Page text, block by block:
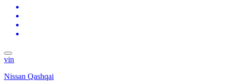
vin
Nissan Qashqai